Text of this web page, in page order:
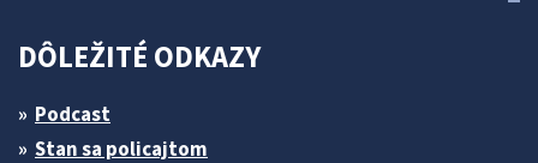
DÔLEŽITÉ ODKAZY
Podcast
Stan sa policajtom